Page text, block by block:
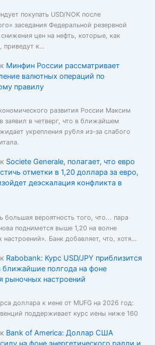
покупать USD/NOK после
заседания Федеральной резервной
цен на нефть, которые, как
приведут к…
Минфин России рассматривает
валютных операций по
правилу
развития России Максим
заявил в четверг, что в ближайшем
укрепления рубля из-за слабого
Societe Generale, полагает, что евро
отметки в 1,20 доллара за евро,
деэскалация конфликта в
большая вероятность того, что... пара
поднимется выше 1,20 на волне
настроений». Банк добавляет, что, хотя…
Rabobank: Курс USD/JPY приблизится
ближайшие полгода на фоне
рыночных настроений
доллара к иене от MUFG на 2026 год:
поддерживает курс иены ниже 160
Bank of America: Доллар США